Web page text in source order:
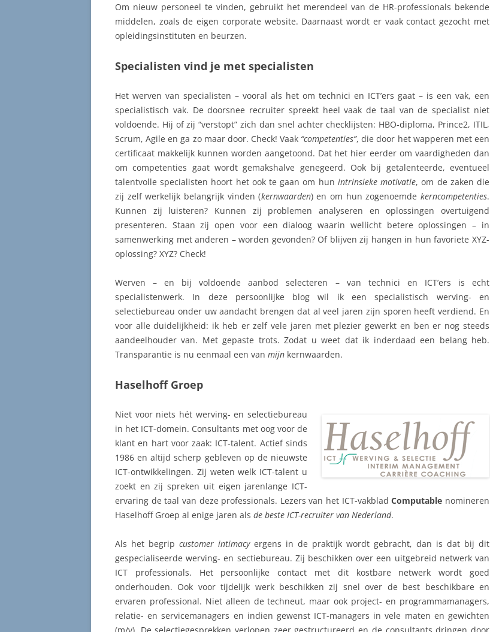
Om nieuw personeel te vinden, gebruikt het merendeel van de HR-professionals bekende
middelen, zoals de eigen corporate website. Daarnaast wordt er vaak contact gezocht met
opleidingsinstituten en beurzen.
Specialisten vind je met specialisten
Het werven van specialisten – vooral als het om technici en ICT’ers gaat – is een vak, een
specialistisch vak. De doorsnee recruiter spreekt heel vaak de taal van de specialist niet
voldoende. Hij of zij “verstopt” zich dan snel achter checklijsten: HBO-diploma, Prince2, ITIL,
Scrum, Agile en ga zo maar door. Check! Vaak “competenties”, die door het wapperen met een
certificaat makkelijk kunnen worden aangetoond. Dat het hier eerder om vaardigheden dan
om competenties gaat wordt gemakshalve genegeerd. Ook bij getalenteerde, eventueel
talentvolle specialisten hoort het ook te gaan om hun intrinsieke motivatie, om de zaken die
zij zelf werkelijk belangrijk vinden (kernwaarden) en om hun zogenoemde kerncompetenties.
Kunnen zij luisteren? Kunnen zij problemen analyseren en oplossingen overtuigend
presenteren. Staan zij open voor een dialoog waarin wellicht betere oplossingen – in
samenwerking met anderen – worden gevonden? Of blijven zij hangen in hun favoriete XYZ-
oplossing? XYZ? Check!
Werven – en bij voldoende aanbod selecteren – van technici en ICT’ers is echt
specialistenwerk. In deze persoonlijke blog wil ik een specialistisch werving- en
selectiebureau onder uw aandacht brengen dat al veel jaren zijn sporen heeft verdiend. En
voor alle duidelijkheid: ik heb er zelf vele jaren met plezier gewerkt en ben er nog steeds
aandeelhouder van. Met gepaste trots. Zodat u weet dat ik inderdaad een belang heb.
Transparantie is nu eenmaal een van mijn kernwaarden.
Haselhoff Groep
Niet voor niets hét werving- en selectiebureau
in het ICT-domein. Consultants met oog voor de
klant en hart voor zaak: ICT-talent. Actief sinds
1986 en altijd scherp gebleven op de nieuwste
ICT-ontwikkelingen. Zij weten welk ICT-talent u
zoekt en zij spreken uit eigen jarenlange ICT-
ervaring de taal van deze professionals. Lezers van het ICT-vakbladComputable nomineren
Haselhoff Groep al enige jaren als de beste ICT-recruiter van Nederland.
Als het begrip customer intimacyergens in de praktijk wordt gebracht, dan is dat bij dit
gespecialiseerde werving- en sectiebureau. Zij beschikken over een uitgebreid netwerk van
ICT professionals. Het persoonlijke contact met dit kostbare netwerk wordt goed
onderhouden. Ook voor tijdelijk werk beschikken zij snel over de best beschikbare en
ervaren professional. Niet alleen de techneut, maar ook project- en programmamanagers,
relatie- en servicemanagers en indien gewenst ICT-managers in vele maten en gewichten
(m/v). De selectiegesprekken verlopen zeer gestructureerd en de consultants dringen door